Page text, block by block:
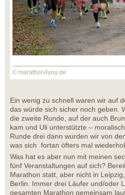
© marathon4you.de
Ein wenig zu schnell waren wir auf
das würde sich sicher noch geben.
die zweite Runde, auf der auch
kam und Uli unterstützte –
Runde drei dann wurden wir von
was sich fortan öfters mal
Was hat es aber nun mit meinen
fünf Veranstaltungen auf sich?
Marathon statt, aber nicht in
Berlin. Immer drei Läufer und/oder
gesamten Marathon gemeinsam